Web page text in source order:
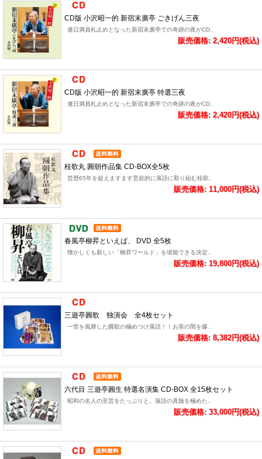
CD版 小沢昭一的 新宿末廣亭 ごきげん三夜
連日満員札止めとなった新宿末廣亭での奇跡の夜がCD..
販売価格: 2,420円(税込)
CD版 小沢昭一的 新宿末廣亭 特選三夜
連日満員札止めとなった新宿末廣亭での奇跡の夜がCD..
販売価格: 2,420円(税込)
桂歌丸 圓朝作品集 CD-BOX全5枚
芸歴65年を超えますます意欲的に落語に取り組む桂歌..
販売価格: 11,000円(税込)
春風亭柳昇といえば、 DVD 全5枚
懐かしくも新しい「柳昇ワールド」を堪能できる決定..
販売価格: 19,800円(税込)
三遊亭圓歌 独演会 全4枚セット
一世を風靡した圓歌の極めつけ落語！！お茶の間を爆..
販売価格: 8,382円(税込)
六代目 三遊亭圓生 特選名演集 CD-BOX 全15枚セット
昭和の名人の至芸をたっぷりと。落語の真髄を極めた..
販売価格: 33,000円(税込)